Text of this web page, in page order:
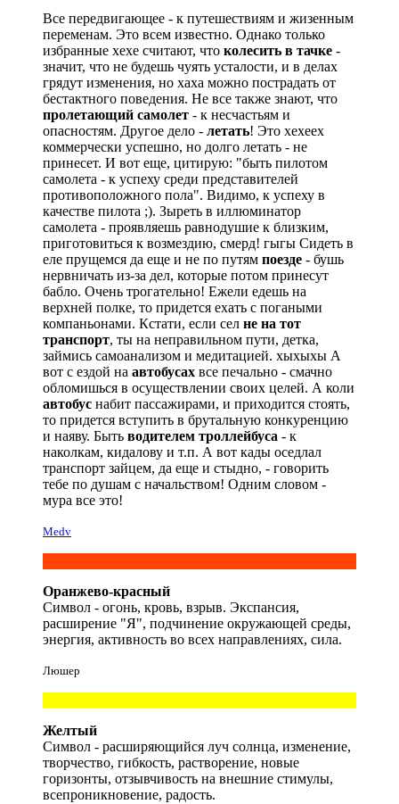
Все передвигающее - к путешествиям и жизенным
переменам. Это всем известно. Однако только
избранные хехе считают, что колесить в тачке -
значит, что не будешь чуять усталости, и в делах
грядут изменения, но хаха можно пострадать от
бестактного поведения. Не все также знают, что
пролетающий самолет - к несчастьям и
опасностям. Другое дело - летать! Это хехеех
коммерчески успешно, но долго летать - не
принесет. И вот еще, цитирую: "быть пилотом
самолета - к успеху среди представителей
противоположного пола". Видимо, к успеху в
качестве пилота ;). Зыреть в иллюминатор
самолета - проявляешь равнодушие к близким,
приготовиться к возмездию, смерд! гыгы Сидеть в
еле прущемся да еще и не по путям поезде - бушь
нервничать из-за дел, которые потом принесут
бабло. Очень трогательно! Ежели едешь на
верхней полке, то придется ехать с погаными
компаньонами. Кстати, если сел не на тот
транспорт, ты на неправильном пути, детка,
займись самоанализом и медитацией. хыхыхы А
вот с ездой на автобусах все печально - смачно
обломишься в осуществлении своих целей. А коли
автобус набит пассажирами, и приходится стоять,
то придется вступить в брутальную конкуренцию
и наяву. Быть водителем троллейбуса - к
наколкам, кидалову и т.п. А вот кады оседлал
транспорт зайцем, да еще и стыдно, - говорить
тебе по душам с начальством! Одним словом -
мура все это!
Medv
Оранжево-красный
Символ - огонь, кровь, взрыв. Экспансия,
расширение "Я", подчинение окружающей среды,
энергия, активность во всех направлениях, сила.
Люшер
Желтый
Символ - расширяющийся луч солнца, изменение,
творчество, гибкость, растворение, новые
горизонты, отзывчивость на внешние стимулы,
всепроникновение, радость.